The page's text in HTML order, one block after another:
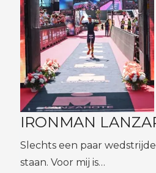
IRONMAN
Slechts een paar
staan. Voor mij is…